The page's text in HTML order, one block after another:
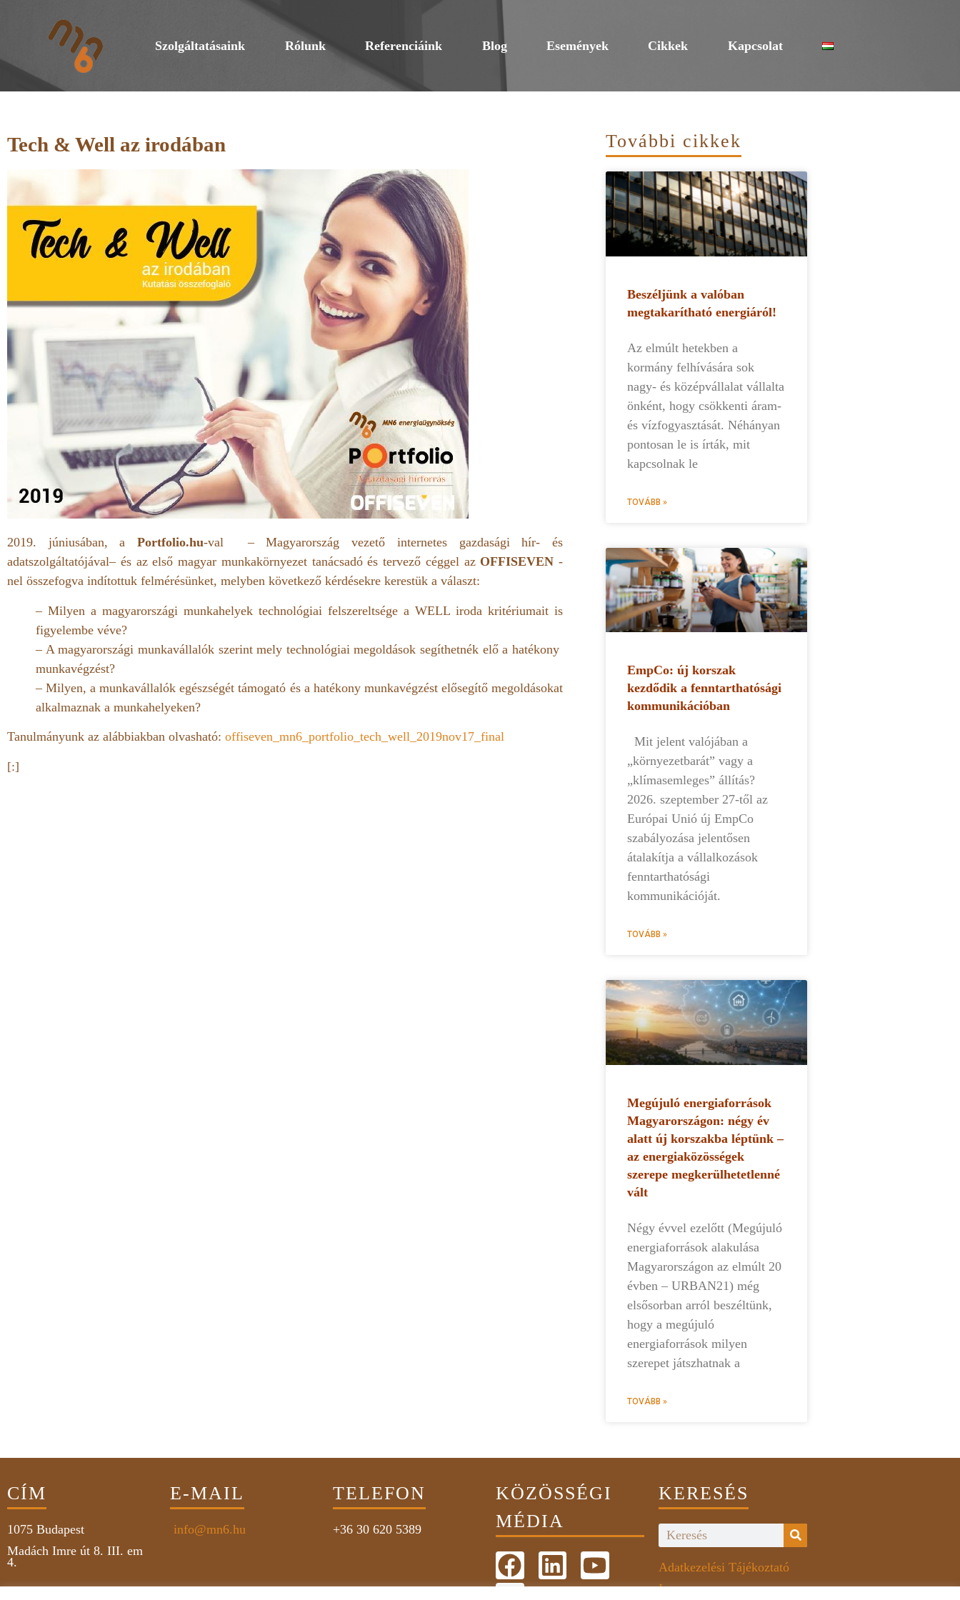
Szolgáltatásaink Rólunk Referenciáink Blog Események Cikkek Kapcsolat
Tech & Well az irodában
2019. júniusában, aPortfolio.hu-val – Magyarország vezető internetes gazdasági hír- és
adatszolgáltatójával– és az első magyar munkakörnyezet tanácsadó és tervező céggel az OFFISEVEN -
nel összefogva indítottuk felmérésünket, melyben következő kérdésekre kerestük a választ:
– Milyen a magyarországi munkahelyek technológiai felszereltsége a WELL iroda kritériumait is
figyelembe véve?
– A magyarországi munkavállalók szerint mely technológiai megoldások segíthetnék elő a hatékony
munkavégzést?
– Milyen, a munkavállalók egészségét támogató és a hatékony munkavégzést elősegítő megoldásokat
alkalmaznak a munkahelyeken?
Tanulmányunk az alábbiakban olvasható: offiseven_mn6_portfolio_tech_well_2019nov17_final
[:]
További cikkek
Beszéljünk a valóban
megtakarítható energiáról!
Az elmúlt hetekben a
kormány felhívására sok
nagy- és középvállalat vállalta
önként, hogy csökkenti áram-
és vízfogyasztását. Néhányan
pontosan le is írták, mit
kapcsolnak le
TOVÁBB »
EmpCo: új korszak
kezdődik a fenntarthatósági
kommunikációban
Mit jelent valójában a
„környezetbarát” vagy a
„klímasemleges” állítás?
2026. szeptember 27-től az
Európai Unió új EmpCo
szabályozása jelentősen
átalakítja a vállalkozások
fenntarthatósági
kommunikációját.
TOVÁBB »
Megújuló energiaforrások
Magyarországon: négy év
alatt új korszakba léptünk –
az energiaközösségek
szerepe megkerülhetetlenné
vált
Négy évvel ezelőtt (Megújuló
energiaforrások alakulása
Magyarországon az elmúlt 20
évben – URBAN21) még
elsősorban arról beszéltünk,
hogy a megújuló
energiaforrások milyen
szerepet játszhatnak a
TOVÁBB »
CÍM
1075 Budapest
Madách Imre út 8. III. em
4.
E-MAIL
info@mn6.hu
TELEFON
+36 30 620 5389
KÖZÖSSÉGI
MÉDIA
KERESÉS
Adatkezelési Tájékoztató
Impresszum